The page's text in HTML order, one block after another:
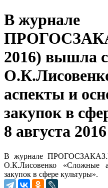
В журнале
2016) вышла
аспекты и
закупок в
8 августа 2016
В журнале
О.К.Лисовенко «Сложные
закупок в сфере культуры».